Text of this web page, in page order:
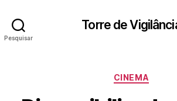
Pesquisar
Torre de
Categorias
CINEMA